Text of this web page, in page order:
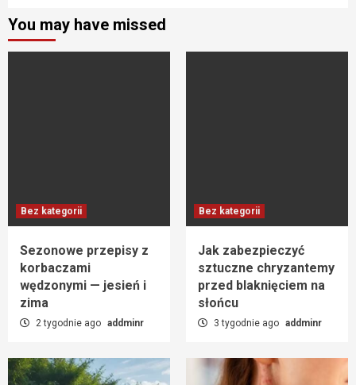
You may have missed
Bez kategorii
Sezonowe przepisy z
korbaczami
wędzonymi — jesień i
zima
2 tygodnie ago addminr
Bez kategorii
Jak zabezpieczyć
sztuczne chryzantemy
przed blaknięciem na
słońcu
3 tygodnie ago addminr